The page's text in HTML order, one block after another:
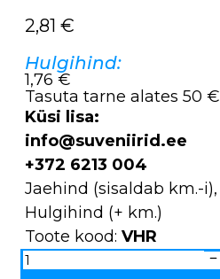
2,81 €
Hulgihind:
1,76 €
Tasuta tarne alates 50 €
Küsi lisa:
info@suveniirid.ee
+372 6213 004
Jaehind (sisaldab km.-i),
Hulgihind (+ km.)
Toote kood: VHR
Võtmehoidjad
VHR
kogus